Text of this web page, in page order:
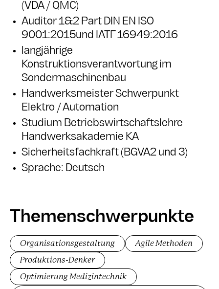
(VDA / QMC)
Auditor 1&2 Part DIN EN ISO
9001:2015und IATF 16949:2016
langjährige
Konstruktionsverantwortung im
Sondermaschinenbau
Handwerksmeister Schwerpunkt
Elektro / Automation
Studium Betriebswirtschaftslehre
Handwerksakademie KA
Sicherheitsfachkraft (BGVA2 und 3)
Sprache: Deutsch
Themen­schwerpunkte
Organisationsgestaltung
Agile Methoden
Produktions-Denker
Optimierung Medizintechnik